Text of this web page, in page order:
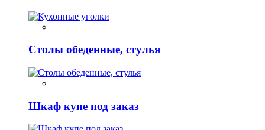
Столы обеденные, стулья
Шкаф купе под заказ